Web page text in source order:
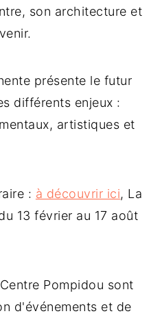
son architecture et
présente le futur
différents enjeux :
artistiques et
: à découvrir ici, La
13 février au 17 août
Pompidou sont
d'événements et de